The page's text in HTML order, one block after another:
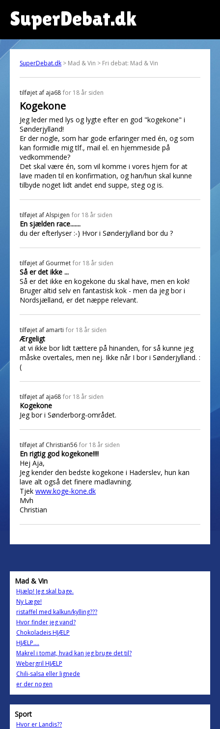
SuperDebat.dk
SuperDebat.dk > Mad & Vin > Fri debat: Mad & Vin
tilføjet af aja68 for 18 år siden
Kogekone
Jeg leder med lys og lygte efter en god "kogekone" i
Sønderjylland!
Er der nogle, som har gode erfaringer med én, og som
kan formidle mig tlf., mail el. en hjemmeside på
vedkommende?
Det skal være én, som vil komme i vores hjem for at
lave maden til en konfirmation, og han/hun skal kunne
tilbyde noget lidt andet end suppe, steg og is.
tilføjet afAlspigen for 18 år siden
En sjælden race.......
du der efterlyser :-) Hvor i Sønderjylland bor du ?
tilføjet af Gourmet for 18 år siden
Så er det ikke ...
Så er det ikke en kogekone du skal have, men en kok!
Bruger altid selv en fantastisk kok - men da jeg bor i
Nordsjælland, er det næppe relevant.
tilføjet af amarti for 18 år siden
Ærgeligt
at vi ikke bor lidt tættere på hinanden, for så kunne jeg
måske overtales, men nej. Ikke når I bor i Sønderjylland. :
(
tilføjet af aja68 for 18 år siden
Kogekone
Jeg bor i Sønderborg-området.
tilføjet af Christian56 for 18 år siden
En rigtig god kogekone!!!!
Hej Aja,
Jeg kender den bedste kogekone i Haderslev, hun kan
lave alt også det finere madlavning.
Tjek www.koge-kone.dk
Mvh
Christian
Mad & Vin
Hjælp! Jeg skal bage.
Ny Læge!
ristaffel med kalkun/kylling???
Hvor finder jeg vand?
Chokoladeis HJÆLP
HJÆLP....
Makrel i tomat, hvad kan jeg bruge det til?
Webergril HJÆLP
Chili-salsa eller lignede
er der nogen
Sport
Hvor er Landis??